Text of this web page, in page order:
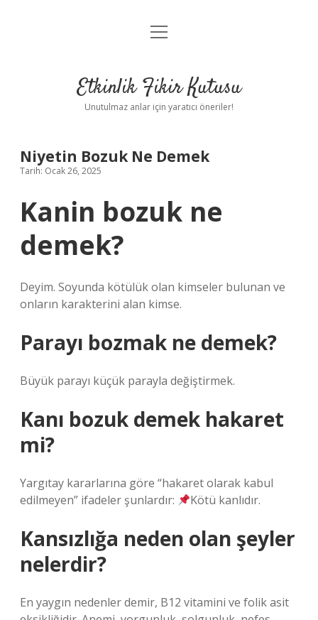
Anasayfa
Yasal Uyarı
menüyü
Etkinlik Fikir Kutusu
Unutulmaz anlar için yaratıcı öneriler!
Niyetin Bozuk Ne Demek
Tarih: Ocak 26, 2025
Kanin bozuk ne
demek?
Deyim. Soyunda kötülük olan kimseler bulunan ve
onların karakterini alan kimse.
Parayı bozmak ne demek?
Büyük parayı küçük parayla değiştirmek.
Kanı bozuk demek hakaret
mi?
Yargıtay kararlarına göre “hakaret olarak kabul
edilmeyen” ifadeler şunlardır:
Kötü kanlıdır.
Kansızlığa neden olan şeyler
nelerdir?
En yaygın nedenler demir, B12 vitamini ve folik asit